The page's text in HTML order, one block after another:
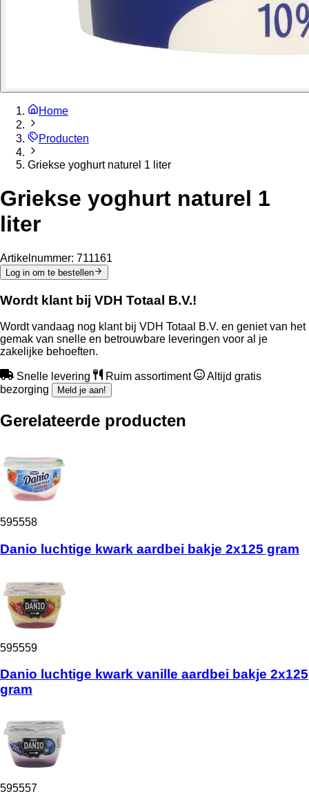
Home
Producten
Griekse yoghurt naturel 1 liter
Griekse yoghurt naturel 1
liter
Artikelnummer: 711161
Log in om te bestellen
Wordt klant bij VDH Totaal B.V.!
Wordt vandaag nog klant bij VDH Totaal B.V. en geniet van het
gemak van snelle en betrouwbare leveringen voor al je
zakelijke behoeften.
Snelle levering Ruim assortiment
Altijd gratis
bezorging
Meld je aan!
Gerelateerde producten
595558
Danio luchtige kwark aardbei bakje 2x125 gram
595559
Danio luchtige kwark vanille aardbei bakje 2x125
gram
595557